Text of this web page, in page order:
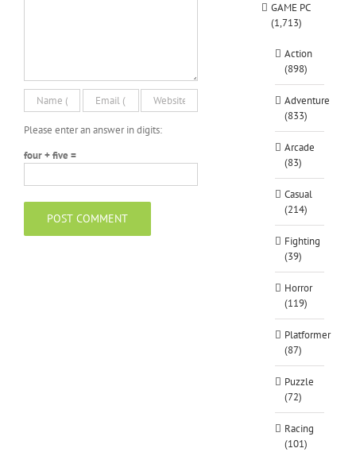
Please enter an answer in digits:
four + five =
GAME PC
(1,713)
Action
(898)
Adventure
(833)
Arcade
(83)
Casual
(214)
Fighting
(39)
Horror
(119)
Platformer
(87)
Puzzle
(72)
Racing
(101)